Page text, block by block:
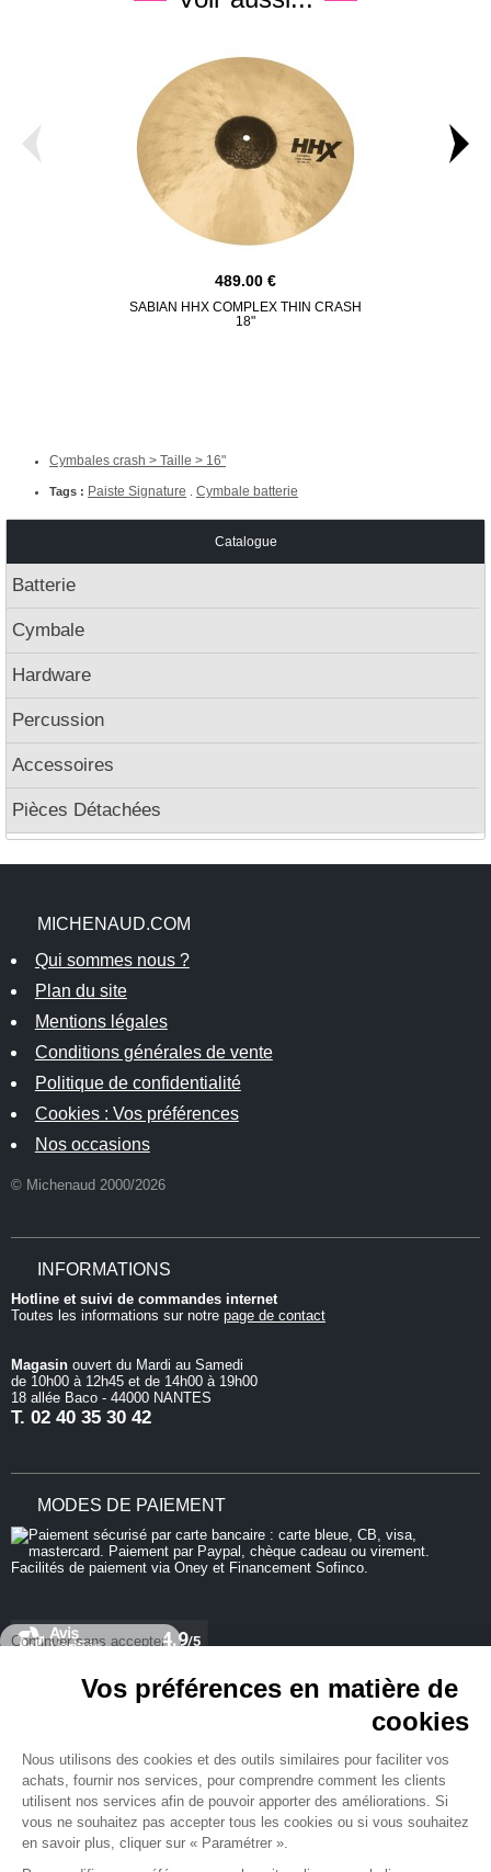
Continuer sans accepter
Vos préférences en matière de
cookies
Nous utilisons des cookies et des outils similaires pour faciliter vos
achats, fournir nos services, pour comprendre comment les clients
utilisent nos services afin de pouvoir apporter des améliorations. Si
vous ne souhaitez pas accepter tous les cookies ou si vous souhaitez
en savoir plus, cliquer sur « Paramétrer ».
489.00
SABIAN HHX COMPLEX THIN CRASH
18"
Cymbales crash > Taille > 16"
Tags : Paiste Signature Cymbale batterie
Catalogue
Batterie
Cymbale
Hardware
Percussion
Accessoires
Pièces Détachées
MICHENAUD.COM
Qui sommes nous ?
Plan du site
Mentions légales
Conditions générales de vente
Politique de confidentialité
Cookies : Vos préférences
Nos occasions
© Michenaud 2000/2026
INFORMATIONS
Hotline et suivi de commandes internet
Toutes les informations sur notre page de contact
Magasin ouvert du Mardi au Samedi
de 10h00 à 12h45 et de 14h00 à 19h00
18 allée Baco - 44000 NANTES
T. 02 40 35 30 42
MODES DE PAIEMENT
NEWSLETTER